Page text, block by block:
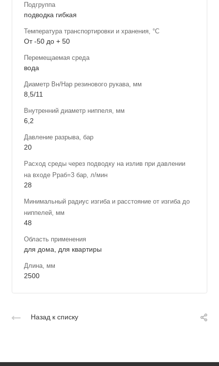
Подгруппа
подводка гибкая
Температура транспортировки и хранения, °С
От -50 до + 50
Перемещаемая среда
вода
Диаметр Вн/Нар резинового рукава, мм
8,5/11
Внутренний диаметр ниппеля, мм
6,2
Давление разрыва, бар
20
Расход среды через подводку на излив при давлении
на входе Рраб=3 бар, л/мин
28
Минимальный радиус изгиба и расстояние от изгиба до
ниппелей, мм
48
Область применения
для дома, для квартиры
Длина, мм
2500
Назад к списку